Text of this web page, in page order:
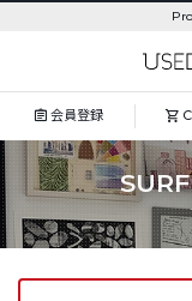
会員登録